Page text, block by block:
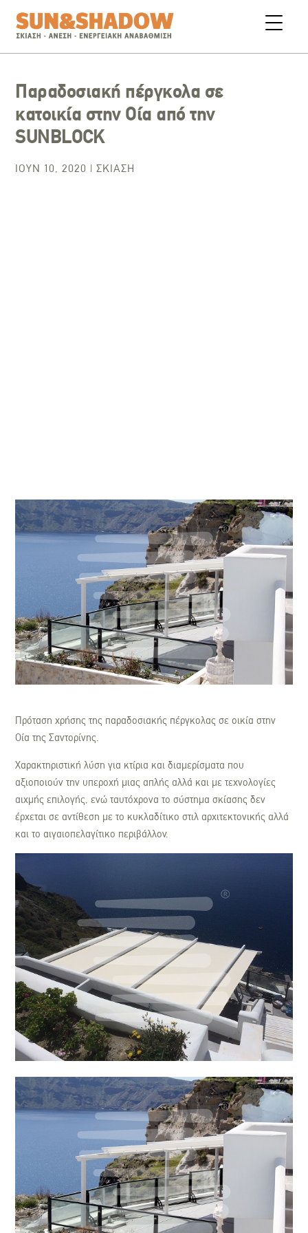
Παραδοσιακή πέργκολα σε
κατοικία στην Οία από την
SUNBLOCK
ΙΟΎΝ 10, 2020 |ΣΚΊΑΣΗ
Πρόταση χρήσης της παραδοσιακής πέργκολας σε οικία στην
Οία της Σαντορίνης.
Χαρακτηριστική λύση για κτίρια και διαμερίσματα που
αξιοποιούν την υπεροχή μιας απλής αλλά και με τεχνολογίες
αιχμής επιλογής, ενώ ταυτόχρονα το σύστημα σκίασης δεν
έρχεται σε αντίθεση με το κυκλαδίτικο στιλ αρχιτεκτονικής αλλά
και το αιγαιοπελαγίτικο περιβάλλον.